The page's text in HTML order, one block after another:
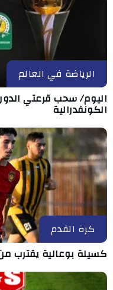
الرياضة في العالم
اليوم/ سحب قرعتي
الكونفدرالية
كرة القدم
كسيلة بوعالية يقترب